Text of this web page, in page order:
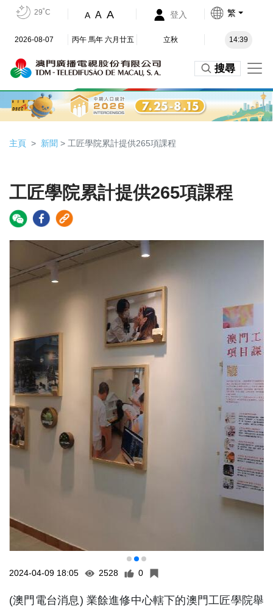
29˚C A A A 登入 繁
2026-08-07 丙午 馬年 六月廿五 立秋 14:39
搜尋
主頁 新聞 > 工匠學院累計提供265項課程
工匠學院累計提供265項課程
2024-04-09 18:05 2528 0
(澳門電台消息) 業餘進修中心轄下的澳門工匠學院舉